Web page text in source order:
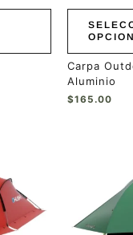
en
página
de
producto
Carpa
Aluminio
$165.00